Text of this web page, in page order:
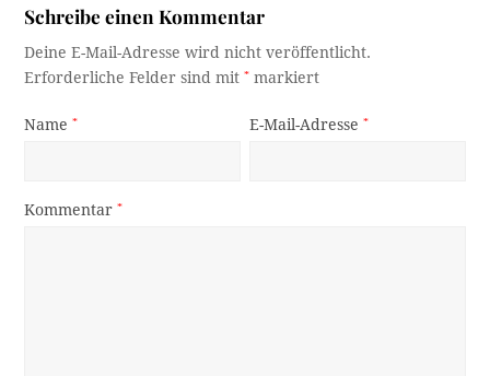
Schreibe einen Kommentar
Deine E-Mail-Adresse wird nicht veröffentlicht.
Erforderliche Felder sind mit* markiert
Name* E-Mail-Adresse*
Kommentar*